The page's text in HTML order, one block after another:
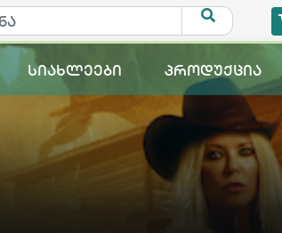
სიახლეები პროდუქცია